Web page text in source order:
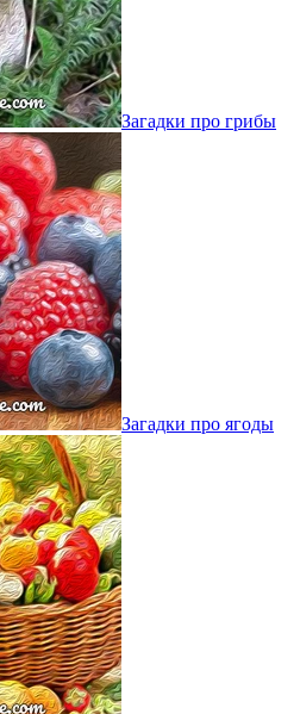
Загадки про грибы
Загадки про ягоды